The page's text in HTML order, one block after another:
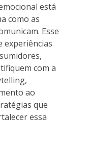
está
como as
Esse
experiências
com a
ao
que
essa